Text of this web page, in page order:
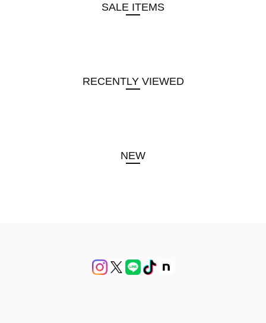
SALE ITEMS
RECENTLY VIEWED
NEW